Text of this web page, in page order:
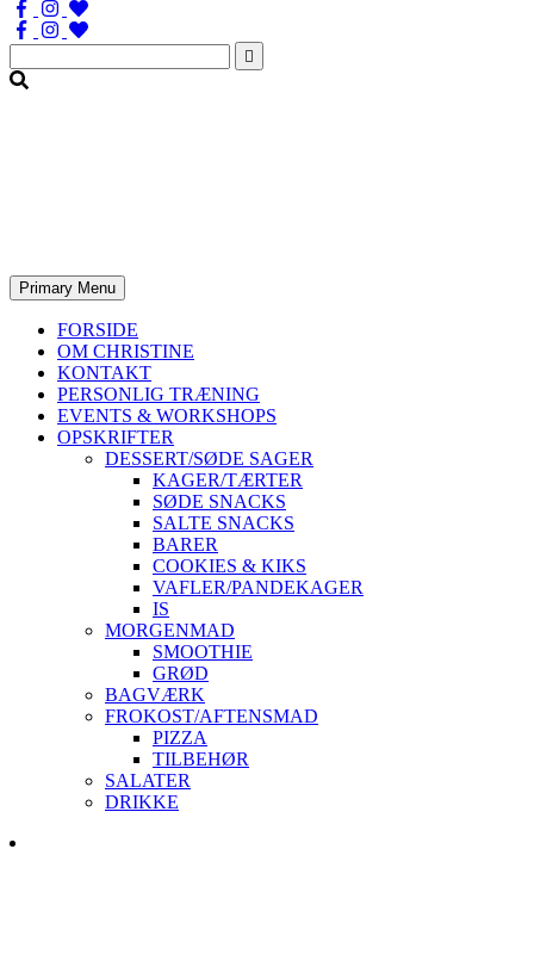
Søg
efter:
Primary Menu
FORSIDE
OM CHRISTINE
KONTAKT
PERSONLIG TRÆNING
EVENTS & WORKSHOPS
OPSKRIFTER
DESSERT/SØDE SAGER
KAGER/TÆRTER
SØDE SNACKS
SALTE SNACKS
BARER
COOKIES & KIKS
VAFLER/PANDEKAGER
IS
MORGENMAD
SMOOTHIE
GRØD
BAGVÆRK
FROKOST/AFTENSMAD
PIZZA
TILBEHØR
SALATER
DRIKKE
Skip